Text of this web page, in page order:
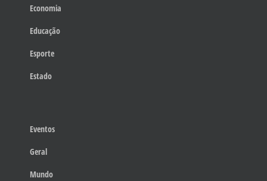
Economia
Educação
Esporte
Estado
Eventos
Geral
Mundo